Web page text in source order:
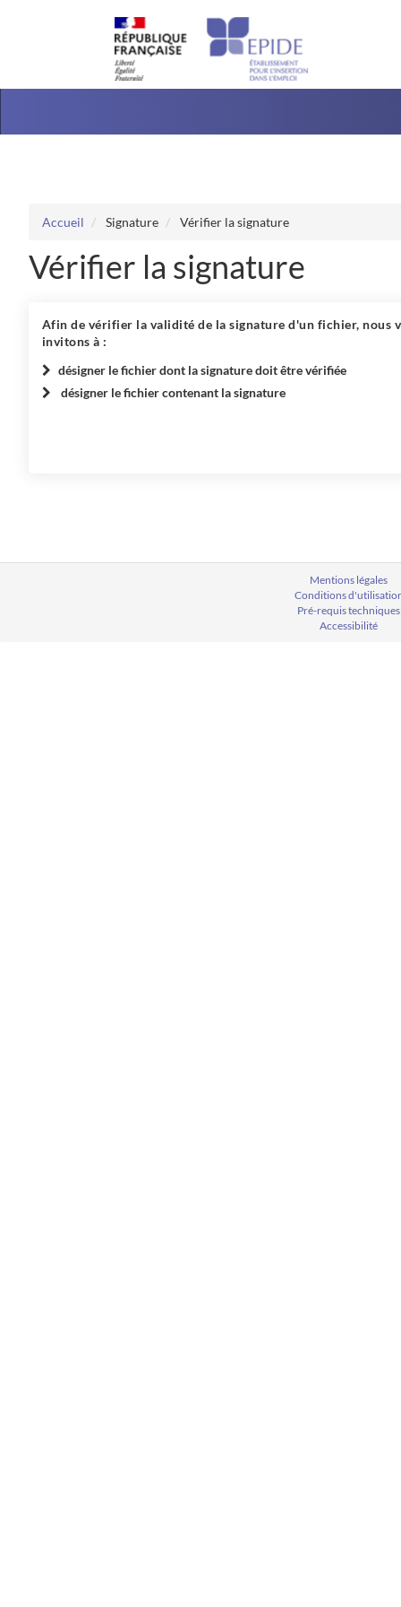
Accueil Signature Vérifier la signature
Vérifier la signature
Afin de vérifier la validité de la signature d'un fichier, nous
invitons à :
désigner le fichier dont la signature doit être vérifiée
désigner le fichier contenant la signature
Mentions légales
Conditions
Pré-requis techniques
Accessibilité